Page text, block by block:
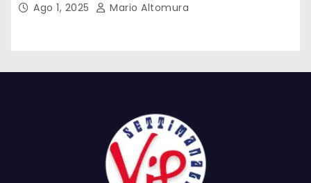
Ago 1, 2025 Mario Altomura